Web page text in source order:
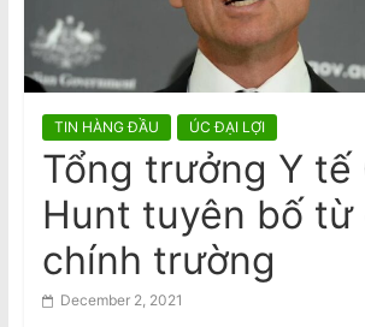
a
s
e
N
w
s
Socialist Republic of
TIN HÀNG ĐẦU ÚC ĐẠI LỢI
Tổng trưởng Y tế
Hunt tuyên bố từ
chính trường
December 2, 2021